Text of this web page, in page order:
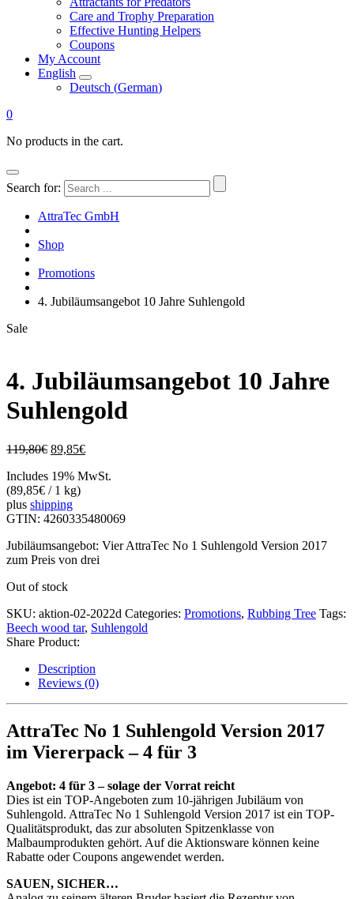
Care and Trophy Preparation
Effective Hunting Helpers
Coupons
My Account
English
Deutsch (German)
0
No products in the cart.
Search for:
AttraTec GmbH
Shop
Promotions
4. Jubiläumsangebot 10 Jahre Suhlengold
Sale
4. Jubiläumsangebot 10 Jahre
Suhlengold
119,80€ 89,85€
Includes 19% MwSt.
(89,85€ / 1 kg)
plus shipping
GTIN: 4260335480069
Jubiläumsangebot: Vier AttraTec No 1 Suhlengold Version 2017
zum Preis von drei
Out of stock
SKU: aktion-02-2022d Categories: Promotions, Rubbing Tree Tags:
Beech wood tar, Suhlengold
Share Product:
Description
Reviews (0)
AttraTec No 1 Suhlengold Version 2017
im Viererpack – 4 für 3
Angebot: 4 für 3 – solage der Vorrat reicht
Dies ist ein TOP-Angeboten zum 10-jährigen Jubiläum von
Suhlengold. AttraTec No 1 Suhlengold Version 2017 ist ein TOP-
Qualitätsprodukt, das zur absoluten Spitzenklasse von
Malbaumprodukten gehört. Auf die Aktionsware können keine
Rabatte oder Coupons angewendet werden.
SAUEN, SICHER…